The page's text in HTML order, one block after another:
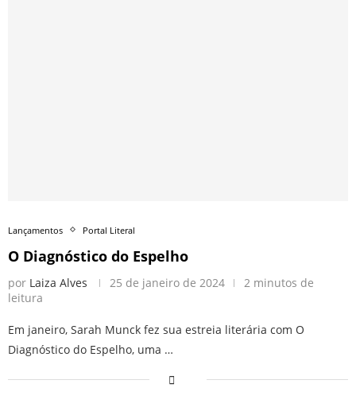
Lançamentos Portal Literal
O Diagnóstico do Espelho
por Laiza Alves 25 de janeiro de 2024
2 minutos de
leitura
Em janeiro, Sarah Munck fez sua estreia literária com O
Diagnóstico do Espelho, uma …